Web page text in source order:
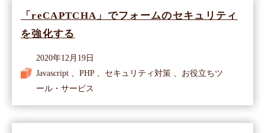
「reCAPTCHA」でフォームのセキュリティ
を強化する
2020年12月19日
Javascript 、PHP 、セキュリティ対策 、お役立ちツ
ール・サービス